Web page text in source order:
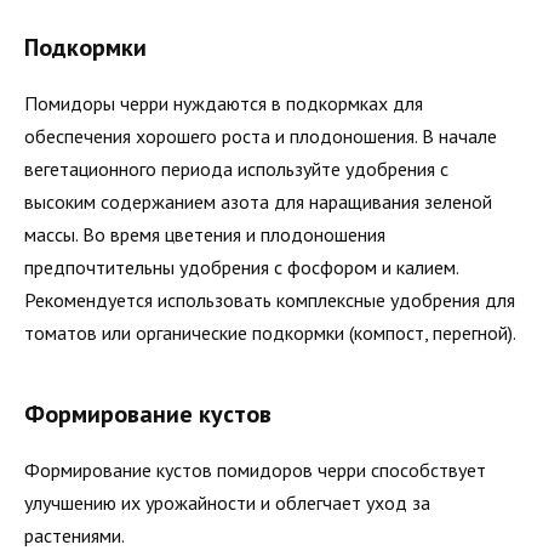
Подкормки
Помидоры черри нуждаются в подкормках для
обеспечения хорошего роста и плодоношения. В начале
вегетационного периода используйте удобрения с
высоким содержанием азота для наращивания зеленой
массы. Во время цветения и плодоношения
предпочтительны удобрения с фосфором и калием.
Рекомендуется использовать комплексные удобрения для
томатов или органические подкормки (компост, перегной).
Формирование кустов
Формирование кустов помидоров черри способствует
улучшению их урожайности и облегчает уход за
растениями.